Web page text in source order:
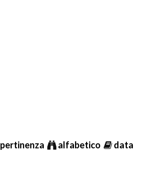
pertinenza alfabetico data